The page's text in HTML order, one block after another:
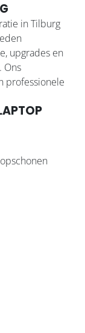
in Tilburg
upgrades en
Ons
professionele